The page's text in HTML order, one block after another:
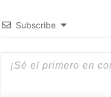
Subscribe